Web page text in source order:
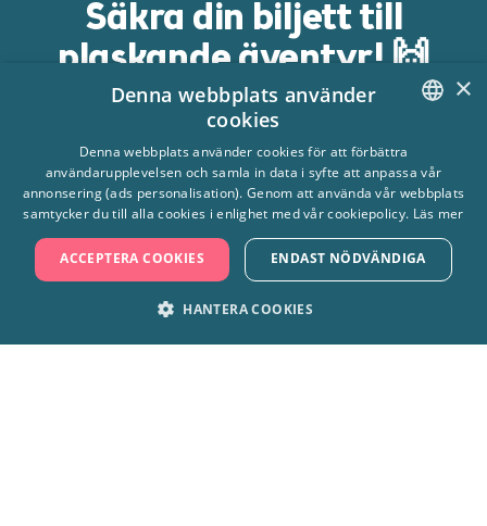
Säkra din biljett till
plaskande äventyr! 🙌
Handla här
Hitta hit
Frågor & svar
SWEDISH
×
Denna webbplats använder
cookies
Denna webbplats använder cookies för att förbättra
användarupplevelsen och samla in data i syfte att anpassa vår
annonsering (ads personalisation). Genom att använda vår webbplats
samtycker du till alla cookies i enlighet med vår cookiepolicy. Läs mer
ACCEPTERA COOKIES ENDAST NÖDVÄNDIGA
HANTERA COOKIES